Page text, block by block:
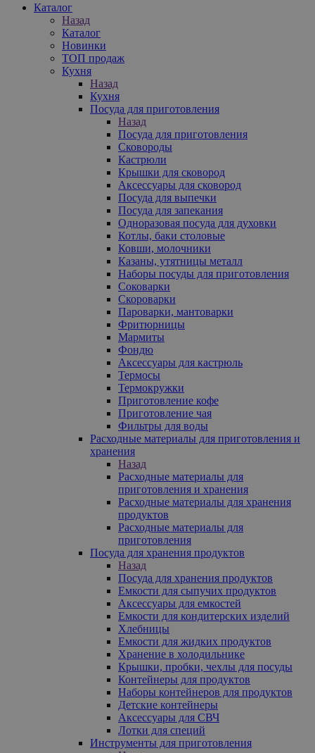
Каталог
Назад
Каталог
Новинки
ТОП продаж
Кухня
Назад
Кухня
Посуда для приготовления
Назад
Посуда для приготовления
Сковороды
Кастрюли
Крышки для сковород
Аксессуары для сковород
Посуда для выпечки
Посуда для запекания
Одноразовая посуда для духовки
Котлы, баки столовые
Ковши, молочники
Казаны, утятницы металл
Наборы посуды для приготовления
Соковарки
Скороварки
Пароварки, мантоварки
Фритюрницы
Мармиты
Фондю
Аксессуары для кастрюль
Термосы
Термокружки
Приготовление кофе
Приготовление чая
Фильтры для воды
Расходные материалы для приготовления и
хранения
Назад
Расходные материалы для
приготовления и хранения
Расходные материалы для хранения
продуктов
Расходные материалы для
приготовления
Посуда для хранения продуктов
Назад
Посуда для хранения продуктов
Емкости для сыпучих продуктов
Аксессуары для емкостей
Емкости для кондитерских изделий
Хлебницы
Емкости для жидких продуктов
Хранение в холодильнике
Крышки, пробки, чехлы для посуды
Контейнеры для продуктов
Наборы контейнеров для продуктов
Детские контейнеры
Аксессуары для СВЧ
Лотки для специй
Инструменты для приготовления